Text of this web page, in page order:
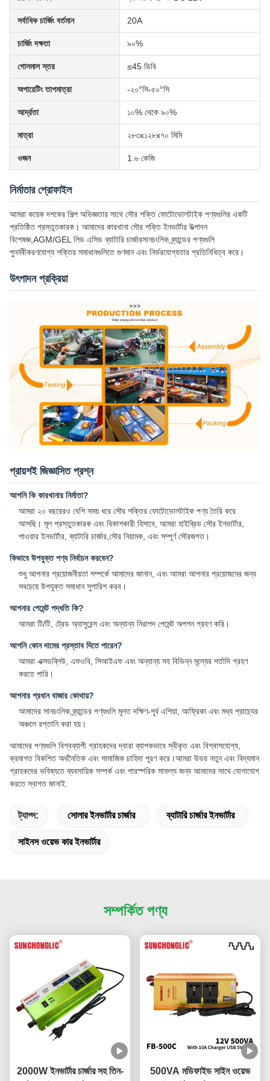
সর্বাধিক চার্জিং বর্তমান 20A
চার্জিং দক্ষতা ৯০%
গোলমাল স্তর ≤45 ডিবি
অপারেটিং তাপমাত্রা -২০°সি-৫০°সি
আর্দ্রতা ১০% থেকে ৯০%
মাত্রা ২৮৩x১২৮x৭০ মিমি
ওজন 1.৬ কেজি
নির্মাতার প্রোফাইল
আমরা কয়েক দশকের শিল্প অভিজ্ঞতার সাথে সৌর শক্তি ফোটোভোলটাইক পণ্যগুলির একটি
প্রতিষ্ঠিত প্রস্তুতকারক। আমাদের কারখানা সৌর শক্তি ইনভার্টার উত্পাদন
বিশেষজ্ঞ,AGM/GEL লিড এসিড ব্যাটারি চার্জারসানচংলিক ব্র্যান্ডের পণ্যগুলি
পুনর্নবীকরণযোগ্য শক্তির সমাধানগুলিতে গুণমান এবং নির্ভরযোগ্যতার প্রতিনিধিত্ব করে।
উৎপাদন প্রক্রিয়া
প্রায়শই জিজ্ঞাসিত প্রশ্ন
আপনি কি কারখানার নির্মাতা?
আমরা ২০ বছরেরও বেশি সময় ধরে সৌর শক্তির ফোটোভোলটাইক পণ্য তৈরি করে
আসছি। মূল প্রস্তুতকারক এবং বিকাশকারী হিসাবে, আমরা হাইব্রিড সৌর ইনভার্টার,
পাওয়ার ইনভার্টার, ব্যাটারি চার্জার,সৌর নিয়ামক, এবং সম্পূর্ণ সৌরজগত।
কিভাবে উপযুক্ত পণ্য নির্বাচন করবেন?
শুধু আপনার প্রয়োজনীয়তা সম্পর্কে আমাদের জানান, এবং আমরা আপনার প্রয়োজনের জন্য
সবচেয়ে উপযুক্ত সমাধান সুপারিশ করব।
আপনার পেমেন্ট পদ্ধতি কি?
আমরা টি/টি, ট্রেড অ্যাসুরেন্স এবং অন্যান্য নিরাপদ পেমেন্ট অপশন গ্রহণ করি।
আপনি কোন দামের প্রস্তাব দিতে পারেন?
আমরা এক্সডব্লিউ, এফওবি, সিআইএফ এবং অন্যান্য সহ বিভিন্ন মূল্যের শর্তাদি গ্রহণ
করতে পারি।
আপনার প্রধান বাজার কোথায়?
আমাদের সানচংলিক ব্র্যান্ডের পণ্যগুলি মূলত দক্ষিণ-পূর্ব এশিয়া, আফ্রিকা এবং মধ্য প্রাচ্যের
অঞ্চলে রপ্তানি করা হয়।
আমাদের পণ্যগুলি বিশ্বব্যাপী গ্রাহকদের দ্বারা ব্যাপকভাবে স্বীকৃত এবং বিশ্বাসযোগ্য,
ক্রমাগত বিকশিত অর্থনৈতিক এবং সামাজিক চাহিদা পূরণ করে।আমরা উভয় নতুন এবং বিদ্যমান
গ্রাহকদের ভবিষ্যতে ব্যবসায়িক সম্পর্ক এবং পারস্পরিক সাফল্য জন্য আমাদের সাথে যোগাযোগ
করতে স্বাগত জানাই.
ট্যাগ্স: সোলার ইনভার্টার চার্জার ব্যাটারি চার্জার ইনভার্টার
সাইনস ওয়েভ কার ইনভার্টার
সম্পর্কিত পণ্য
2000W ইনভার্টার চার্জার সহ তিন-
500VA মডিফাইড সাইন ওয়েভ